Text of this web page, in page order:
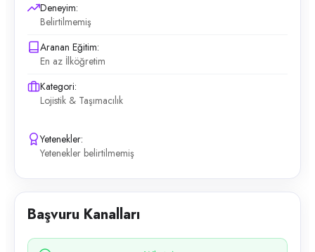
Deneyim:
Belirtilmemiş
Aranan Eğitim:
En az İlköğretim
Kategori:
Lojistik & Taşımacılık
Yetenekler:
Yetenekler belirtilmemiş
Başvuru Kanalları